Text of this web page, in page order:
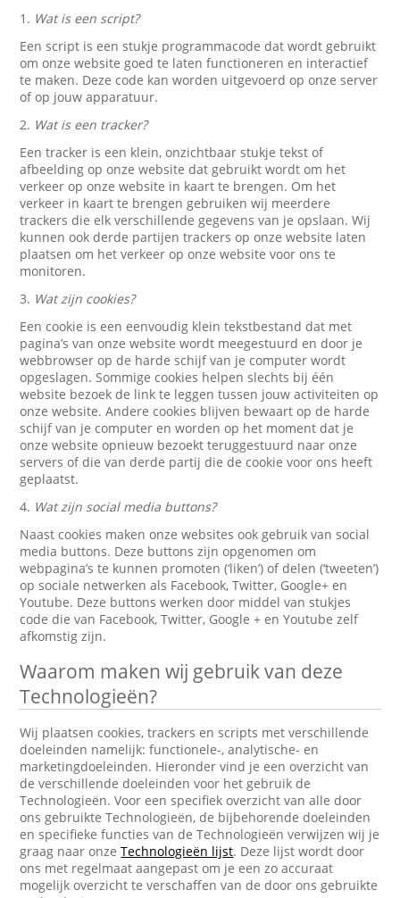
1. Wat is een script?
Een script is een stukje programmacode dat wordt gebruikt
om onze website goed te laten functioneren en interactief
te maken. Deze code kan worden uitgevoerd op onze server
of op jouw apparatuur.
2. Wat is een tracker?
Een tracker is een klein, onzichtbaar stukje tekst of
afbeelding op onze website dat gebruikt wordt om het
verkeer op onze website in kaart te brengen. Om het
verkeer in kaart te brengen gebruiken wij meerdere
trackers die elk verschillende gegevens van je opslaan. Wij
kunnen ook derde partijen trackers op onze website laten
plaatsen om het verkeer op onze website voor ons te
monitoren.
3. Wat zijn cookies?
Een cookie is een eenvoudig klein tekstbestand dat met
pagina’s van onze website wordt meegestuurd en door je
webbrowser op de harde schijf van je computer wordt
opgeslagen. Sommige cookies helpen slechts bij één
website bezoek de link te leggen tussen jouw activiteiten op
onze website. Andere cookies blijven bewaart op de harde
schijf van je computer en worden op het moment dat je
onze website opnieuw bezoekt teruggestuurd naar onze
servers of die van derde partij die de cookie voor ons heeft
geplaatst.
4. Wat zijn social media buttons?
Naast cookies maken onze websites ook gebruik van social
media buttons. Deze buttons zijn opgenomen om
webpagina’s te kunnen promoten (‘liken’) of delen (‘tweeten’)
op sociale netwerken als Facebook, Twitter, Google+ en
Youtube. Deze buttons werken door middel van stukjes
code die van Facebook, Twitter, Google + en Youtube zelf
afkomstig zijn.
Waarom maken wij gebruik van deze
Technologieën?
Wij plaatsen cookies, trackers en scripts met verschillende
doeleinden namelijk: functionele-, analytische- en
marketingdoeleinden. Hieronder vind je een overzicht van
de verschillende doeleinden voor het gebruik de
Technologieën. Voor een specifiek overzicht van alle door
ons gebruikte Technologieën, de bijbehorende doeleinden
en specifieke functies van de Technologieën verwijzen wij je
graag naar onzeTechnologieën lijst. Deze lijst wordt door
ons met regelmaat aangepast om je een zo accuraat
mogelijk overzicht te verschaffen van de door ons gebruikte